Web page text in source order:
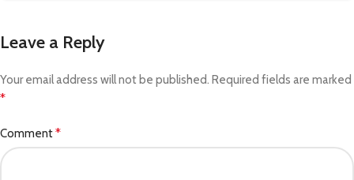
Leave a Reply
Your email address will not be published. Required fields are marked
*
Comment*